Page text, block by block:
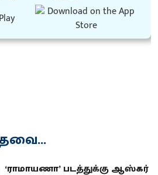
‘ராமாயணா’ படத்துக்கு ஆஸ்கர்